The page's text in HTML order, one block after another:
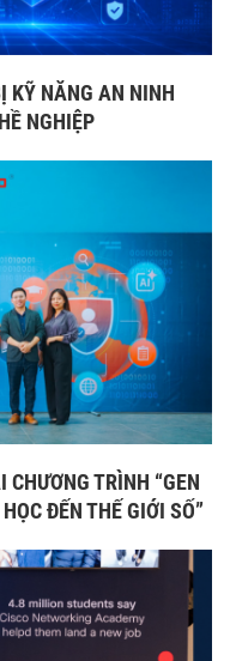
KỸ NĂNG AN NINH
NGHIỆP
CHƯƠNG TRÌNH “GEN
ĐẾN THẾ GIỚI SỐ”